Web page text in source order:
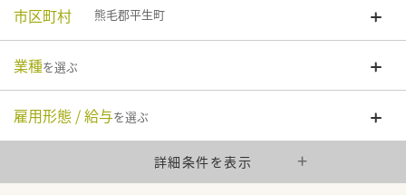
市区町村 熊毛郡平生町
業種を選ぶ
雇用形態 / 給与を選ぶ
詳細条件を表示